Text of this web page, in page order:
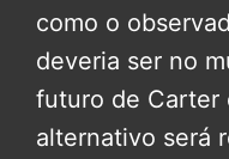
como o
deveria ser no
futuro de Carter
alternativo será